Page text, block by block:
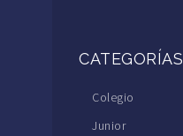
CATEGORÍAS
Colegio
Junior